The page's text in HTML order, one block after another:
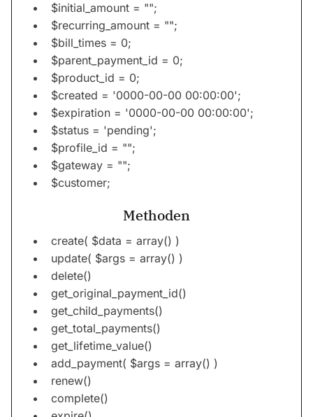
$initial_amount = "";
$recurring_amount = "";
$bill_times = 0;
$parent_payment_id = 0;
$product_id = 0;
$created = '0000-00-00 00:00:00';
$expiration = '0000-00-00 00:00:00';
$status = 'pending';
$profile_id = "";
$gateway = "";
$customer;
Methoden
create( $data = array() )
update( $args = array() )
delete()
get_original_payment_id()
get_child_payments()
get_total_payments()
get_lifetime_value()
add_payment( $args = array() )
renew()
complete()